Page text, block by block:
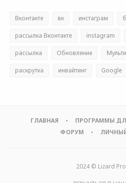
Вконтакте вк инстаграм
рассылка Вконтакте instagram
рассылка Обновление
раскрутка инвайтинг Google
ГЛАВНАЯ
ПРОГРАММЫ
ФОРУМ
2024 © Lizard